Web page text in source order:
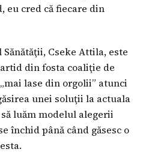
cred că fiecare din
Cseke Attila, este
din fosta coaliţie de
lase din orgolii” atunci
unei soluţii la actuala
luăm modelul alegerii
închid până când găsesc o